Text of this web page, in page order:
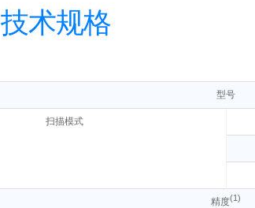
技术规格
型号
扫描模式
精度(1)